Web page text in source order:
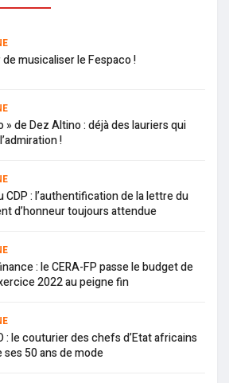
musicaliser le Fespaco !
» de Dez Altino : déjà des lauriers qui
!
CDP : l’authentification de la lettre du
d’honneur toujours attendue
: le CERA-FP passe le budget de
2022 au peigne fin
: le couturier des chefs d’Etat africains
ses 50 ans de mode